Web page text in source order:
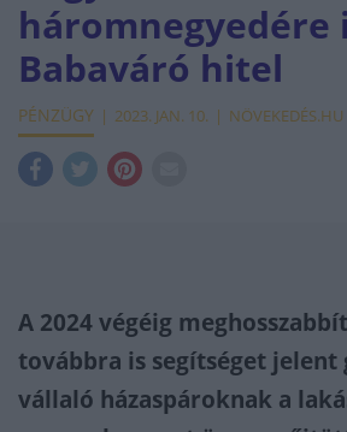
háromnegyedére
Babaváró hitel
PÉNZÜGY 2023. JAN. 10. NÖVEKEDÉS.HU
A 2024 végéig
továbbra is segítséget
vállaló házaspároknak a